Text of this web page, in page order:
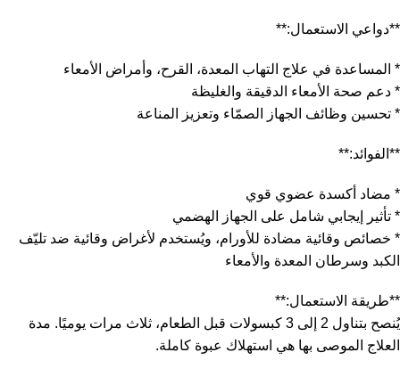
**دواعي الاستعمال:**
* المساعدة في علاج التهاب المعدة، القرح، وأمراض الأمعاء
* دعم صحة الأمعاء الدقيقة والغليظة
* تحسين وظائف الجهاز الصمّاء وتعزيز المناعة
**الفوائد:**
* مضاد أكسدة عضوي قوي
* تأثير إيجابي شامل على الجهاز الهضمي
* خصائص وقائية مضادة للأورام، ويُستخدم لأغراض وقائية ضد تليّف
الكبد وسرطان المعدة والأمعاء
**طريقة الاستعمال:**
يُنصح بتناول 2 إلى 3 كبسولات قبل الطعام، ثلاث مرات يوميًا. مدة
العلاج الموصى بها هي استهلاك عبوة كاملة.